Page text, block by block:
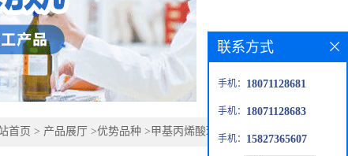
首页 > 产品展厅 >优势品种 >甲基丙烯酸环己酯 101-43-9
联系方式
手机： 18071128681
手机： 18071128683
手机： 15827365607